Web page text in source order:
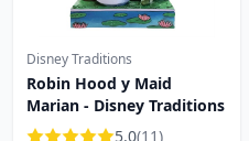
Disney Traditions
Robin Hood y Maid
Marian - Disney Traditions
5.0(11)